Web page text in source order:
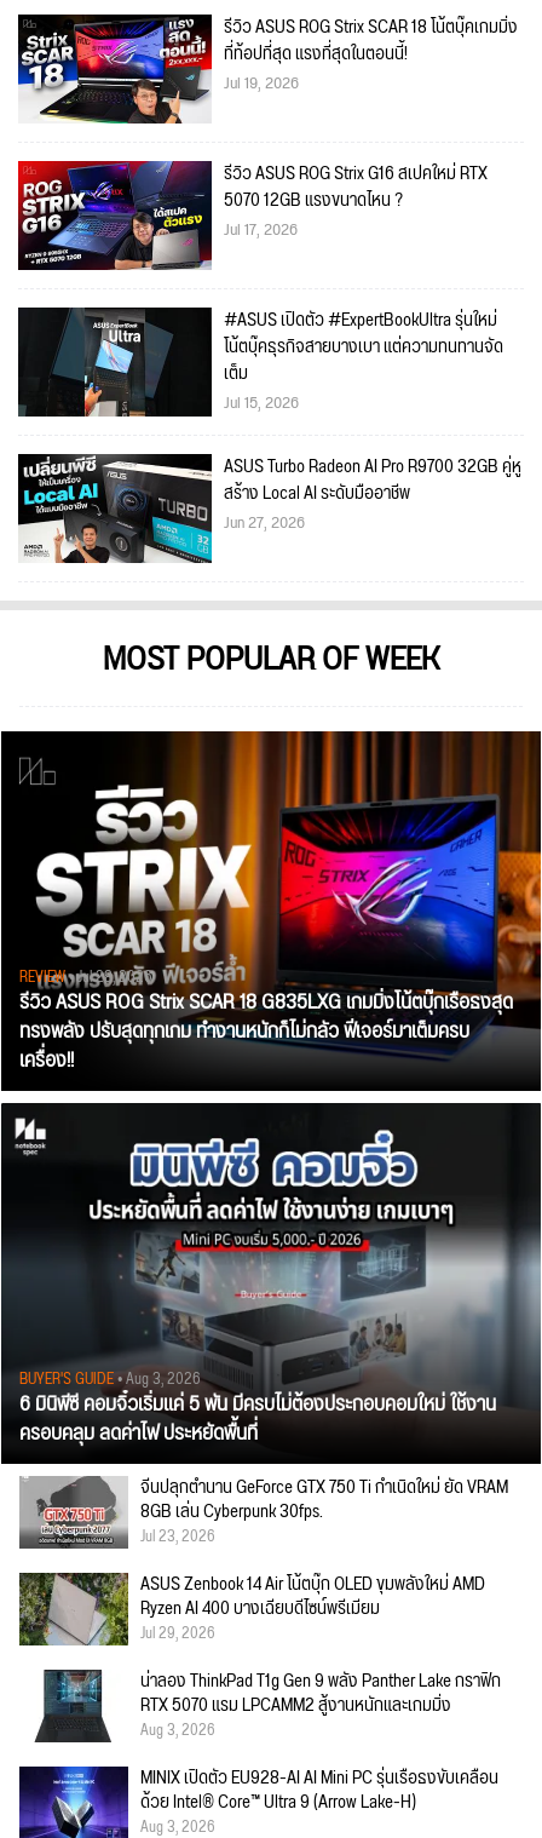
รีวิว ASUS ROG Strix SCAR 18 โน้ตบุ๊คเกมมิ่ง
ที่ท้อปที่สุด แรงที่สุดในตอนนี้!
Jul 19, 2026
รีวิว ASUS ROG Strix G16 สเปคใหม่ RTX
5070 12GB แรงขนาดไหน ?
Jul 17, 2026
#ASUS เปิดตัว #ExpertBookUltra รุ่นใหม่
โน้ตบุ๊คธุรกิจสายบางเบา แต่ความทนทานจัด
เต็ม
Jul 15, 2026
ASUS Turbo Radeon AI Pro R9700 32GB คู่หู
สร้าง Local AI ระดับมืออาชีพ
Jun 27, 2026
MOST POPULAR OF WEEK
REVIEW• Jul 28, 2026
รีวิว ASUS ROG Strix SCAR 18 G835LXG เกมมิ่งโน้ตบุ๊กเรือธงสุด
ทรงพลัง ปรับสุดทุกเกม ทำงานหนักก็ไม่กลัว ฟีเจอร์มาเต็มครบ
เครื่อง!!
BUYER'S GUIDE• Aug 3, 2026
6 มินิพีซี คอมจิ๋วเริ่มแค่ 5 พัน มีครบไม่ต้องประกอบคอมใหม่ ใช้งาน
ครอบคลุม ลดค่าไฟ ประหยัดพื้นที่
จีนปลุกตำนาน GeForce GTX 750 Ti กำเนิดใหม่ ยัด VRAM
8GB เล่น Cyberpunk 30fps.
Jul 23, 2026
ASUS Zenbook 14 Air โน้ตบุ๊ก OLED ขุมพลังใหม่ AMD
Ryzen AI 400 บางเฉียบดีไซน์พรีเมียม
Jul 29, 2026
น่าลอง ThinkPad T1g Gen 9 พลัง Panther Lake กราฟิก
RTX 5070 แรม LPCAMM2 สู้งานหนักและเกมมิ่ง
Aug 3, 2026
MINIX เปิดตัว EU928-AI AI Mini PC รุ่นเรือธงขับเคลื่อน
ด้วย Intel® Core™ Ultra 9 (Arrow Lake-H)
Aug 3, 2026